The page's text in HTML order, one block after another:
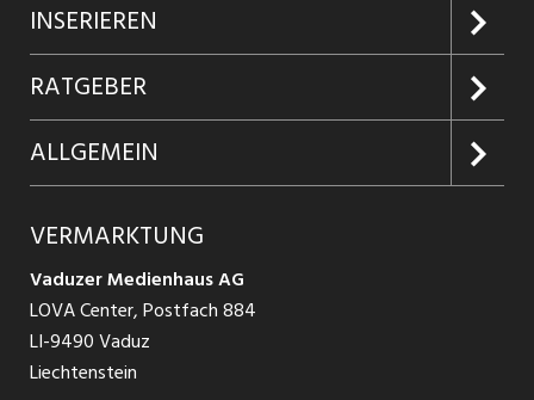
Jobs suchen
Jobabo
Firmen entdecken
Jobs in Graubünden
Jobs in St. Gallen
Jobs in Glarus
Jobs in der Südostschweiz
INSERIEREN
Kundenlogin
Inserieren
Produkte
Schnittstelle
RATGEBER
Glossar
Ratgeber Bewerbung / Rekrutierung
ALLGEMEIN
AGB
Datenschutzbestimmungen
Nutzungsbedingungen
VERMARKTUNG
Vaduzer Medienhaus AG
LOVA Center, Postfach 884
LI-9490 Vaduz
Liechtenstein